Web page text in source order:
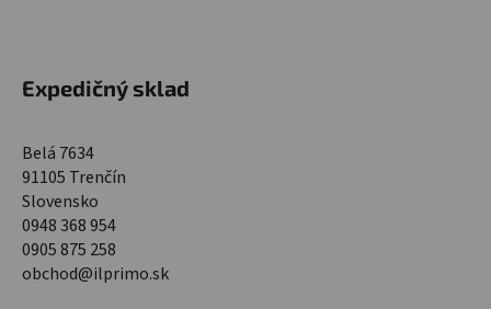
Expedičný sklad
Belá 7634
91105 Trenčín
Slovensko
0948 368 954
0905 875 258
obchod@ilprimo.sk